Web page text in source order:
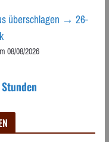
überschlagen → 26-
08/08/2026